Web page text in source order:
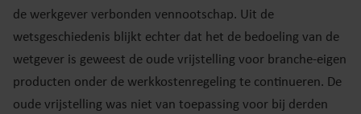
de werkgever verbonden vennootschap. Uit de
wetsgeschiedenis blijkt echter dat het de bedoeling van de
wetgever is geweest de oude vrijstelling voor branche-eigen
producten onder de werkkostenregeling te continueren. De
oude vrijstelling was niet van toepassing voor bij derden